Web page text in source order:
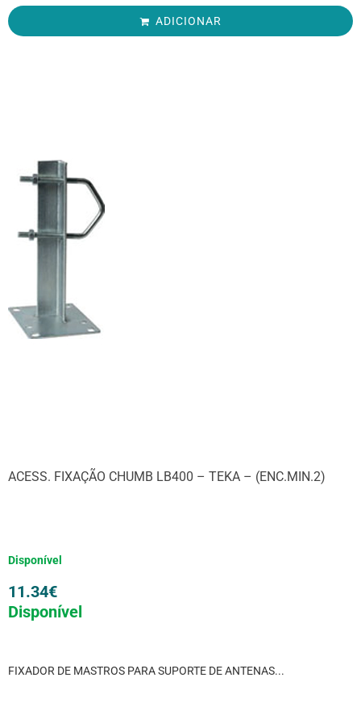
ADICIONAR
ACESS. FIXAÇÃO CHUMB LB400 – TEKA – (ENC.MIN.2)
Disponível
11.34€
Disponível
FIXADOR DE MASTROS PARA SUPORTE DE ANTENAS...